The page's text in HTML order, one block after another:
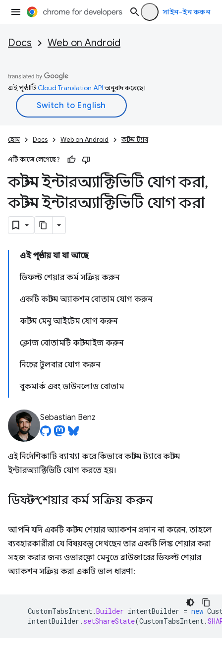
সাইন-ইন করুন
Docs Web on Android
এই পৃষ্ঠাটিCloud Translation APIঅনুবাদ করেছে।
হোম Docs Web on Android কাস্টম ট্যাব
এটি কাজে লেগেছে?
কাস্টম ইন্টারঅ্যাক্টিভিটি যোগ করা,
কাস্টম ইন্টারঅ্যাক্টিভিটি যোগ করা
এই পৃষ্ঠায় যা যা আছে
ডিফল্ট শেয়ার কর্ম সক্রিয় করুন
একটি কাস্টম অ্যাকশন বোতাম যোগ করুন
কাস্টম মেনু আইটেম যোগ করুন
ক্লোজ বোতামটি কাস্টমাইজ করুন
নিচের টুলবার যোগ করুন
বুকমার্ক এবং ডাউনলোড বোতাম
Sebastian Benz
এই নির্দেশিকাটি ব্যাখ্যা করে কিভাবে কাস্টম ট্যাবে কাস্টম
ইন্টারঅ্যাক্টিভিটি যোগ করতে হয়।
ডিফল্ট শেয়ার কর্ম সক্রিয় করুন
আপনি যদি একটি কাস্টম শেয়ার অ্যাকশন প্রদান না করেন, তাহলে
ব্যবহারকারীরা যে বিষয়বস্তু দেখছেন তার একটি লিঙ্ক শেয়ার করা
সহজ করার জন্য ওভারফ্লো মেনুতে ব্রাউজারের ডিফল্ট শেয়ার
অ্যাকশন সক্রিয় করা একটি ভাল ধারণা:
CustomTabsIntent.Builder intentBuilder = new
intentBuilder . setShareState(CustomTabsIntent.